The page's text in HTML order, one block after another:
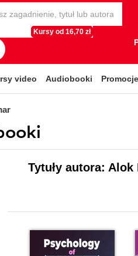
Kursy od 16,70 zł
video Audiobooki Promocje
Tytuły autora: